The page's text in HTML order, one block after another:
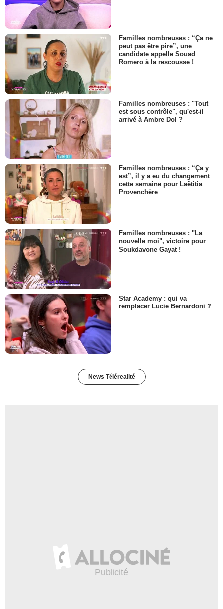
Familles nombreuses : “Ça ne
peut pas être pire”, une
candidate appelle Souad
Romero à la rescousse !
Familles nombreuses : "Tout
est sous contrôle", qu'est-il
arrivé à Ambre Dol ?
Familles nombreuses : “Ça y
est”, il y a eu du changement
cette semaine pour Laëtitia
Provenchère
Familles nombreuses : "La
nouvelle moi", victoire pour
Soukdavone Gayat !
Star Academy : qui va
remplacer Lucie Bernardoni ?
News Télérealité